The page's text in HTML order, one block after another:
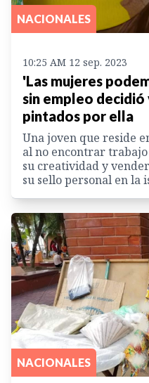
NACIONALES
10:25 AM 12 sep. 2023
'Las mujeres
sin empleo
pintados por ella
Una joven que reside
al no encontrar
su creatividad y
su sello personal en la
NACIONALES